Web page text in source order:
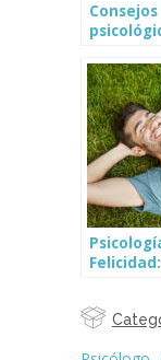
Consejos